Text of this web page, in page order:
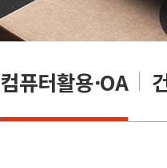
컴퓨터활용·OA